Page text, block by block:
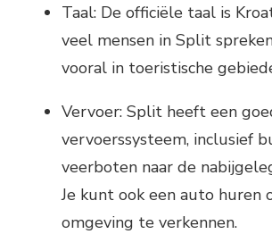
Taal: De officiële taal is
veel mensen in Split
vooral in toeristische
Vervoer: Split heeft een
vervoerssysteem, inclusief
veerboten naar de
Je kunt ook een auto huren
omgeving te verkennen.